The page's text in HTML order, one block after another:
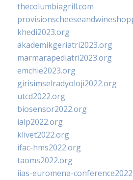
thecolumbiagrill.com
khedi2023.org
akademikgeriatri2023.org
marmarapediatri2023.org
emchie2023.org
girisimselradyoloji2022.org
utcd2022.org
biosensor2022.org
ialp2022.org
klivet2022.org
ifac-hms2022.org
taoms2022.org
iias-euromena-